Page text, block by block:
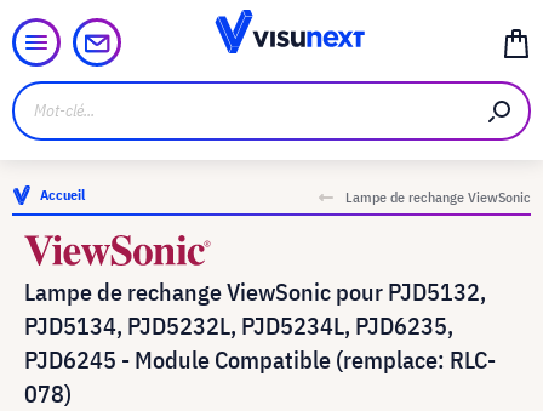
Accueil Lampe de rechange ViewSonic
Lampe de rechange ViewSonic pour PJD5132,
PJD5134, PJD5232L, PJD5234L, PJD6235,
PJD6245 - Module Compatible (remplace: RLC-
078)